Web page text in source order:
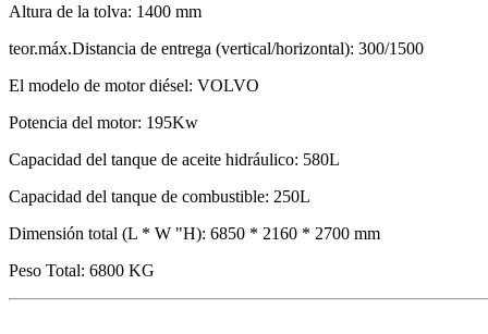
Altura de la tolva: 1400 mm
teor.máx.Distancia de entrega (vertical/horizontal): 300/1500
El modelo de motor diésel: VOLVO
Potencia del motor: 195Kw
Capacidad del tanque de aceite hidráulico: 580L
Capacidad del tanque de combustible: 250L
Dimensión total (L * W "H): 6850 * 2160 * 2700 mm
Peso Total: 6800 KG